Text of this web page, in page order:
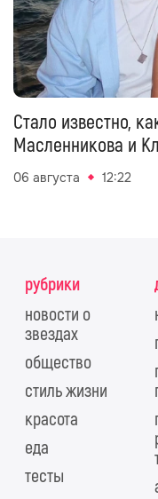
Стало известно,
Масленникова и
06 августа 12:22
рубрики
новости о
звездах
общество
стиль жизни
красота
еда
тесты